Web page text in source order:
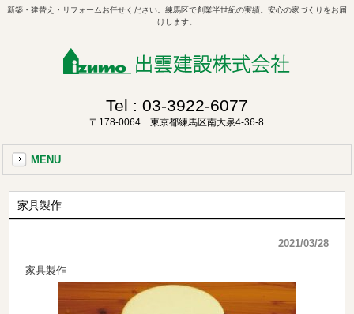
新築・建替え・リフォームお任せください。練馬区で創業半世紀の実績。安心の家づくりをお届
けします。
Tel : 03-3922-6077
〒178-0064 東京都練馬区南大泉4-36-8
MENU
家具製作
2021/03/28
家具製作